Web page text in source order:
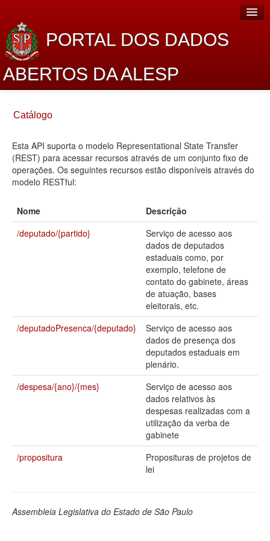
PORTAL DOS DADOS
ABERTOS DA ALESP
Sobre o projeto
Dados Abertos Alesp
Lei de Acesso à Informação
Planejamento
Catálogo de dados
Legislação
Perguntas frequentes
Catálogo
Esta API suporta o modelo Representational State Transfer
(REST) para acessar recursos através de um conjunto fixo de
operações. Os seguintes recursos estão disponíveis através do
modelo RESTful:
Nome
Descrição
/deputado/{partido}
Serviço de acesso aos
dados de deputados
estaduais como, por
exemplo, telefone de
contato do gabinete, áreas
de atuação, bases
eleitorais, etc.
/deputadoPresenca/{deputado}
Serviço de acesso aos
dados de presença dos
deputados estaduais em
plenário.
/despesa/{ano}/{mes}
Serviço de acesso aos
dados relativos às
despesas realizadas com a
utilização da verba de
gabinete
/propositura
Proposituras de projetos de
lei
Assembleia Legislativa do Estado de São Paulo